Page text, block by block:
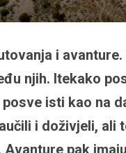
i
njih. Itekako
isti kao na
i doživjeli, ali
pak